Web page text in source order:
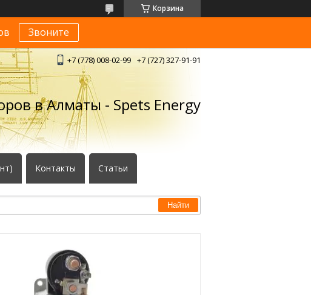
Корзина
Звоните
+7 (778) 008-02-99 +7 (727) 327-91-91
в Алматы - Spets Energy
Контакты Статьи
Найти